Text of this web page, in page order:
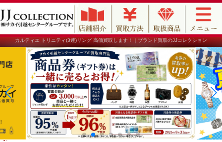
カルティエ トリニティ(3連)リング 高価買取します！｜ブランド買取のJJコレクション